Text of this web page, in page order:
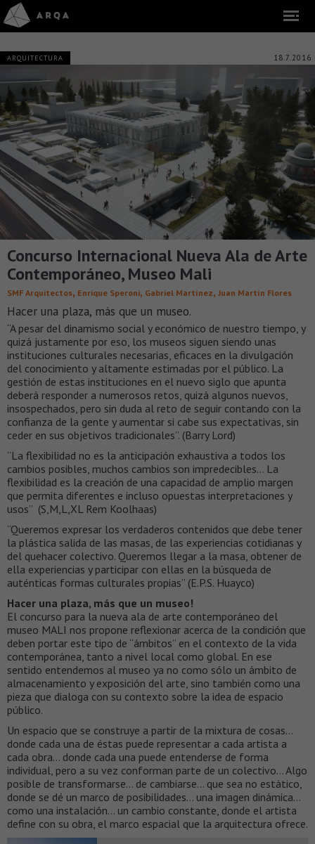
ARQUITECTURA 18.7.2016
Concurso Internacional Nueva Ala de Arte
Contemporáneo, Museo Mali
SMF Arquitectos, Enrique Speroni, Gabriel Martínez, Juan Martín Flores
Hacer una plaza, más que un museo.
“A pesar del dinamismo social y económico de nuestro tiempo, y
quizá justamente por eso, los museos siguen siendo unas
instituciones culturales necesarias, eficaces en la divulgación
del conocimiento y altamente estimadas por el público. La
gestión de estas instituciones en el nuevo siglo que apunta
deberá responder a numerosos retos, quizá algunos nuevos,
insospechados, pero sin duda al reto de seguir contando con la
confianza de la gente y aumentar si cabe sus expectativas, sin
ceder en sus objetivos tradicionales”. (Barry Lord)
“La flexibilidad no es la anticipación exhaustiva a todos los
cambios posibles, muchos cambios son impredecibles… La
flexibilidad es la creación de una capacidad de amplio margen
que permita diferentes e incluso opuestas interpretaciones y
usos” (S,M,L,XL Rem Koolhaas)
“Queremos expresar los verdaderos contenidos que debe tener
la plástica salida de las masas, de las experiencias cotidianas y
del quehacer colectivo. Queremos llegar a la masa, obtener de
ella experiencias y participar con ellas en la búsqueda de
auténticas formas culturales propias” (E.P.S. Huayco)
Hacer una plaza, más que un museo!
El concurso para la nueva ala de arte contemporáneo del
museo MALI nos propone reflexionar acerca de la condición que
deben portar este tipo de “ámbitos” en el contexto de la vida
contemporánea, tanto a nivel local como global. En ese
sentido entendemos al museo ya no como sólo un ámbito de
almacenamiento y exposición del arte, sino también como una
pieza que dialoga con su contexto sobre la idea de espacio
público.
Un espacio que se construye a partir de la mixtura de cosas…
donde cada una de éstas puede representar a cada artista a
cada obra… donde cada una puede entenderse de forma
individual, pero a su vez conforman parte de un colectivo… Algo
posible de transformarse… de cambiarse… que sea no estático,
donde se dé un marco de posibilidades… una imagen dinámica…
como una instalación… un cambio constante, donde el artista
define con su obra, el marco espacial que la arquitectura ofrece.